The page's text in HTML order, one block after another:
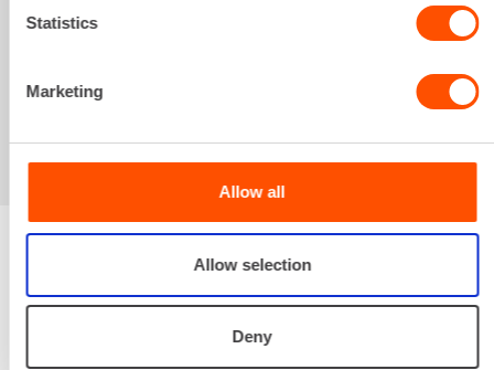
Statistics
Marketing
Allow all
Allow selection
Deny
Sinua saattaisi
kiinnostaa myös
Renta palvelee